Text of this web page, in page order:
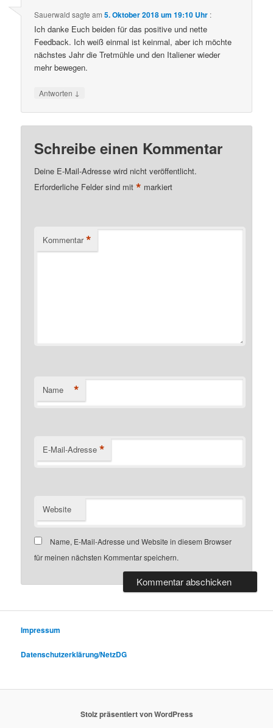
Sauerwald sagte am5. Oktober 2018 um 19:10 Uhr :
Ich danke Euch beiden für das positive und nette
Feedback. Ich weiß einmal ist keinmal, aber ich möchte
nächstes Jahr die Tretmühle und den Italiener wieder
mehr bewegen.
Antworten ↓
Schreibe einen Kommentar
Deine E-Mail-Adresse wird nicht veröffentlicht.
Erforderliche Felder sind mit* markiert
Kommentar *
Name *
E-Mail-Adresse *
Website
Name, E-Mail-Adresse und Website in diesem Browser
für meinen nächsten Kommentar speichern.
Impressum
Datenschutzerklärung/NetzDG
Stolz präsentiert von WordPress